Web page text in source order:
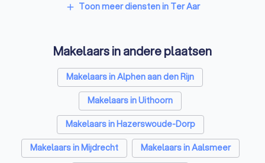
Psychologen in Ter Aar
Hypotheekadviseurs in Ter Aar
Personal trainers in Ter Aar
Diëtisten in Ter Aar
add Toon meer diensten in Ter Aar
Makelaars in andere plaatsen
Makelaars in Alphen aan den Rijn
Makelaars in Uithoorn
Makelaars in Hazerswoude-Dorp
Makelaars in Mijdrecht
Makelaars in Aalsmeer